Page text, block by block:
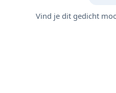
Vind je dit gedicht